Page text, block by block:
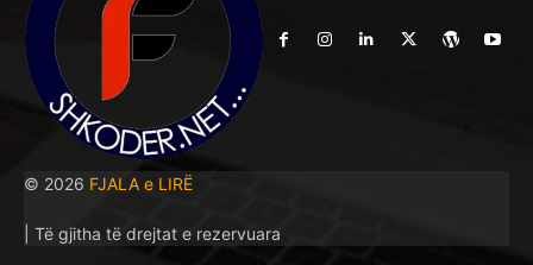
© 2026 FJALA e LIRË
| Të gjitha të drejtat e rezervuara